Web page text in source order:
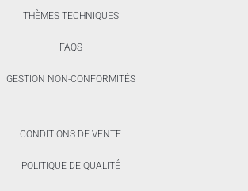
THÈMES TECHNIQUES
FAQS
GESTION NON-CONFORMITÉS
CONDITIONS DE VENTE
POLITIQUE DE QUALITÉ